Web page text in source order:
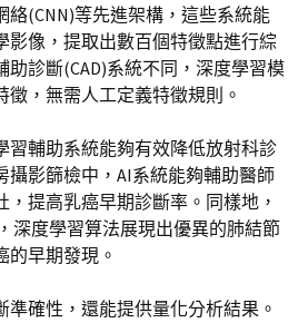
絡(CNN)等先進架構，這些系統能
影像，提取出數百個特徵點進行綜
診斷(CAD)系統不同，深度學習模
徵，無需人工定義特徵規則。
習輔助系統能夠有效降低放射科診
攝影篩檢中，AI系統能夠輔助醫師
提高乳癌早期診斷率。同樣地，
深度學習算法展現出優異的肺結節
的早期發現。
準確性，還能提供量化分析結果。